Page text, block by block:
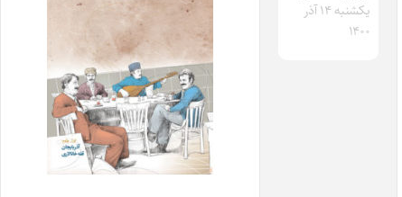
یکشنبه ۱۴ آذر
۱۴۰۰